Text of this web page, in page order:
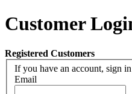
Customer
Registered Customers
If you have an account, sign
Email